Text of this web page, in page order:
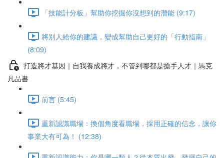
「技能計分板」幫助你挖掘你沒想到的潛能 (9:17)
將別人給你的建議，變成幫助自己更好的「行動指南」
(8:09)
打造將才基因｜自我養成將才，不管到哪都是搶手人才｜馬克
凡品書
前言 (5:45)
重新認識職場：換個角度看職場，採用正確的信念，讓你
事業大有可為！ (12:38)